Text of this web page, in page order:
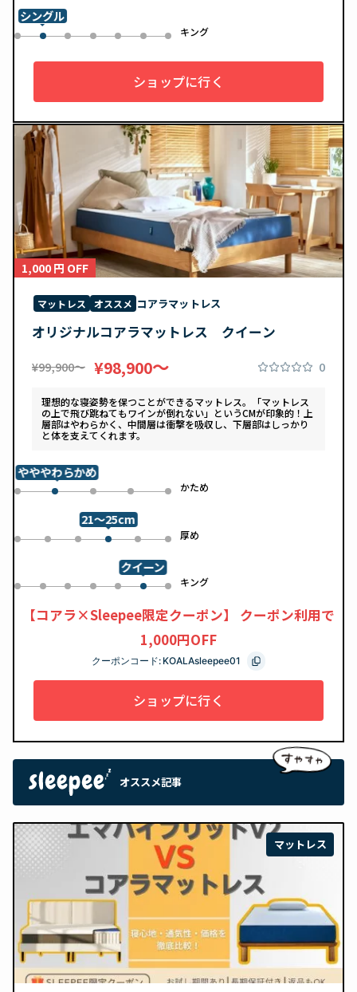
0 1
シングル
2 3 4 5 キング
6
ショップに行く
1,000 円 OFF
マットレス オススメ コアラマットレス
オリジナルコアラマットレス クイーン
¥99,900〜 ¥98,900〜 0
理想的な寝姿勢を保つことができるマットレス。「マットレス
の上で飛び跳ねてもワインが倒れない」というCMが印象的！上
層部はやわらかく、中間層は衝撃を吸収し、下層部はしっかり
と体を支えてくれます。
0 1
やややわらかめ
2 3 かため
4
0 1 2 3
21～25cm
4 厚め
5
0 1 2 3 4 5
クイーン
キング
6
【コアラ×Sleepee限定クーポン】 クーポン利用で
1,000円OFF
クーポンコード: KOALAsleepee01
ショップに行く
オススメ記事
マットレス